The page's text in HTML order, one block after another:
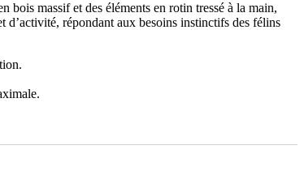
bois massif et des éléments en rotin tressé à la main,
d’activité, répondant aux besoins instinctifs des félins